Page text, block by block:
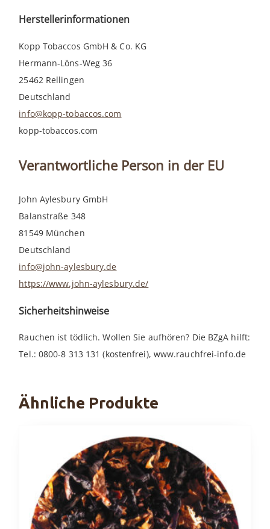
Herstellerinformationen
Kopp Tobaccos GmbH & Co. KG
Hermann-Löns-Weg 36
25462 Rellingen
Deutschland
info@kopp-tobaccos.com
kopp-tobaccos.com
Verantwortliche Person in der EU
John Aylesbury GmbH
Balanstraße 348
81549 München
Deutschland
info@john-aylesbury.de
https://www.john-aylesbury.de/
Sicherheitshinweise
Rauchen ist tödlich. Wollen Sie aufhören? Die BZgA hilft:
Tel.: 0800-8 313 131 (kostenfrei), www.rauchfrei-info.de
Ähnliche Produkte